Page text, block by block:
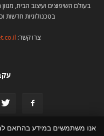
בעולם השיפוצים ועיצוב הבית,
בטכנולוגיות חדשות
צרו קשר:
אנו משתמשים במידע בהתאם